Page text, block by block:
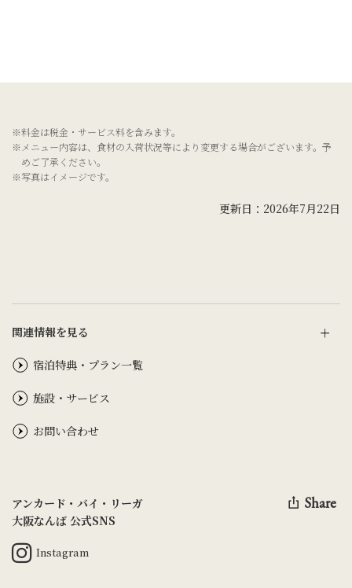
※料金は税金・サービス料を含みます。
※メニュー内容は、食材の入荷状況等により変更する場合がございます。予
めご了承ください。
※写真はイメージです。
更新日：2026年7月22日
関連情報を見る
宿泊特典・プラン一覧
施設・サービス
お問い合わせ
アンカード・バイ・リーガ
大阪なんば 公式SNS
Instagram
Share